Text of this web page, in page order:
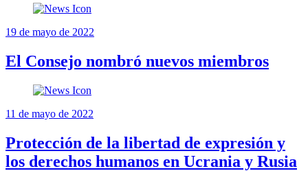
19 de mayo de 2022
El Consejo nombró nuevos miembros
11 de mayo de 2022
Protección de la libertad de expresión y
los derechos humanos en Ucrania y Rusia